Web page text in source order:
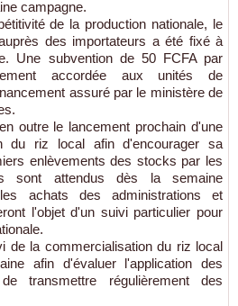
campagne.
de la production nationale, le
des importateurs a été fixé à
Une subvention de 50 FCFA par
accordée aux unités de
assuré par le ministère de
outre le lancement prochain d'une
du riz local afin d'encourager sa
enlèvements des stocks par les
sont attendus dès la semaine
achats des administrations et
l'objet d'un suivi particulier pour
de la commercialisation du riz local
afin d'évaluer l'application des
transmettre régulièrement des